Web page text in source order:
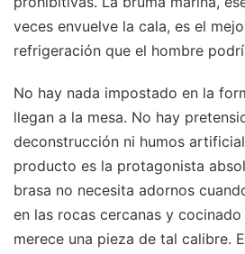
veces envuelve la cala, es el
refrigeración que el hombre
No hay nada impostado en la
llegan a la mesa. No hay
deconstrucción ni humos
producto es la protagonista
brasa no necesita adornos
en las rocas cercanas y
merece una pieza de tal calibre.